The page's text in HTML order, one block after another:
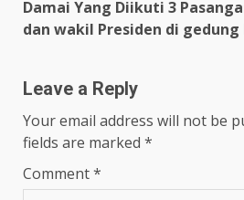
Damai Yang Diikuti 3
dan wakil Presiden di gedung
Leave a Reply
Your email address will not be
fields are marked *
Comment*